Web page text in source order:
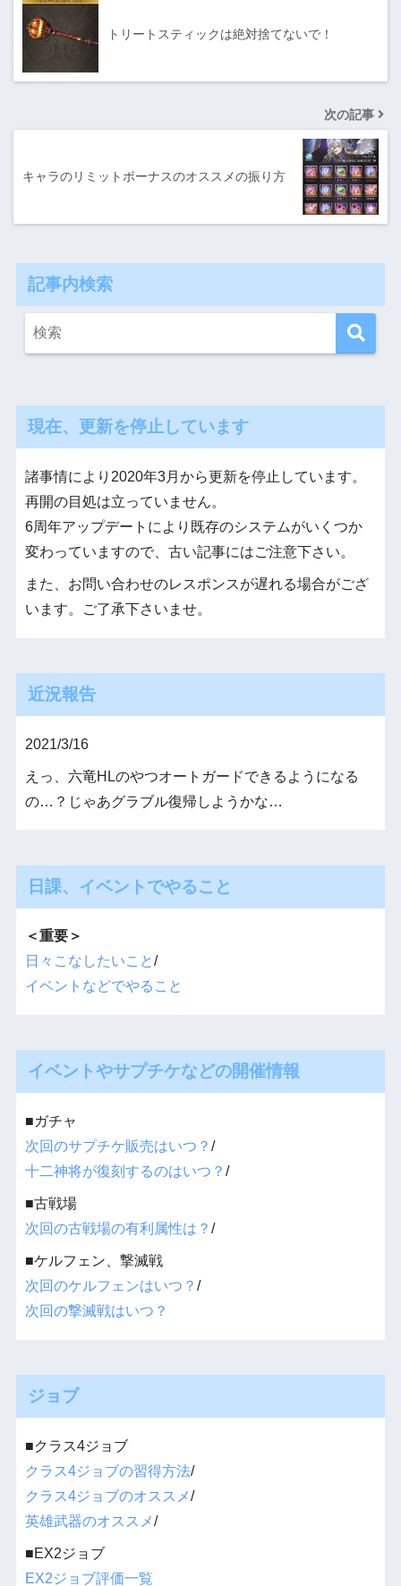
トリートスティックは絶対捨てないで！
次の記事
キャラのリミットボーナスのオススメの振り方
記事内検索
現在、更新を停止しています
諸事情により2020年3月から更新を停止しています。
再開の目処は立っていません。
6周年アップデートにより既存のシステムがいくつか
変わっていますので、古い記事にはご注意下さい。
また、お問い合わせのレスポンスが遅れる場合がござ
います。ご了承下さいませ。
近況報告
2021/3/16
えっ、六竜HLのやつオートガードできるようになる
の…？じゃあグラブル復帰しようかな…
日課、イベントでやること
＜重要＞
日々こなしたいこと/
イベントなどでやること
イベントやサプチケなどの開催情報
■ガチャ
次回のサプチケ販売はいつ？ /
十二神将が復刻するのはいつ？ /
■古戦場
次回の古戦場の有利属性は？ /
■ケルフェン、撃滅戦
次回のケルフェンはいつ？ /
次回の撃滅戦はいつ？
ジョブ
■クラス4ジョブ
クラス4ジョブの習得方法/
クラス4ジョブのオススメ/
英雄武器のオススメ/
■EX2ジョブ
EX2ジョブ評価一覧